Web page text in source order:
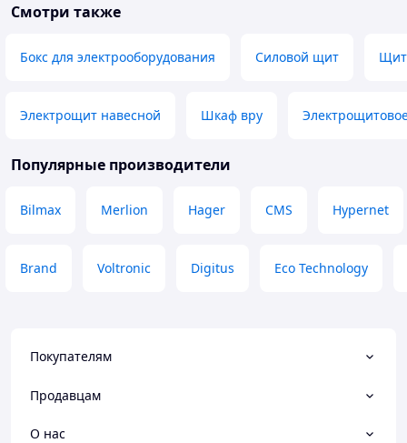
Смотри также
Бокс для электрооборудования Силовой щит Щит
Электрощит навесной Шкаф вру
Популярные производители
Bilmax Merlion Hager CMS Hypernet
Brand Voltronic Digitus Eco Technology
Покупателям
Продавцам
О нас